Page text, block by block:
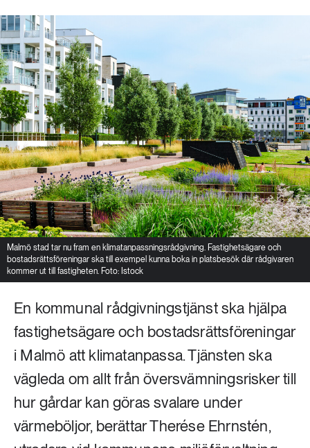
Malmö stad tar nu fram en klimatanpassningsrådgivning. Fastighetsägare och
bostadsrättsföreningar ska till exempel kunna boka in platsbesök där rådgivaren
kommer ut till fastigheten. Foto: Istock
En kommunal rådgivningstjänst ska hjälpa
fastighetsägare och bostadsrättsföreningar
i Malmö att klimatanpassa. Tjänsten ska
vägleda om allt från översvämningsrisker till
hur gårdar kan göras svalare under
värmeböljor, berättar Therése Ehrnstén,